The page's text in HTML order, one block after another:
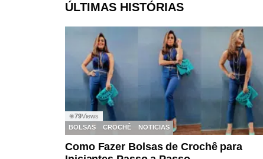
ÚLTIMAS HISTÓRIAS
◉79Views
BOLSAS
CROCHÊ NOTICIAS
Como Fazer Bolsas de Crochê para